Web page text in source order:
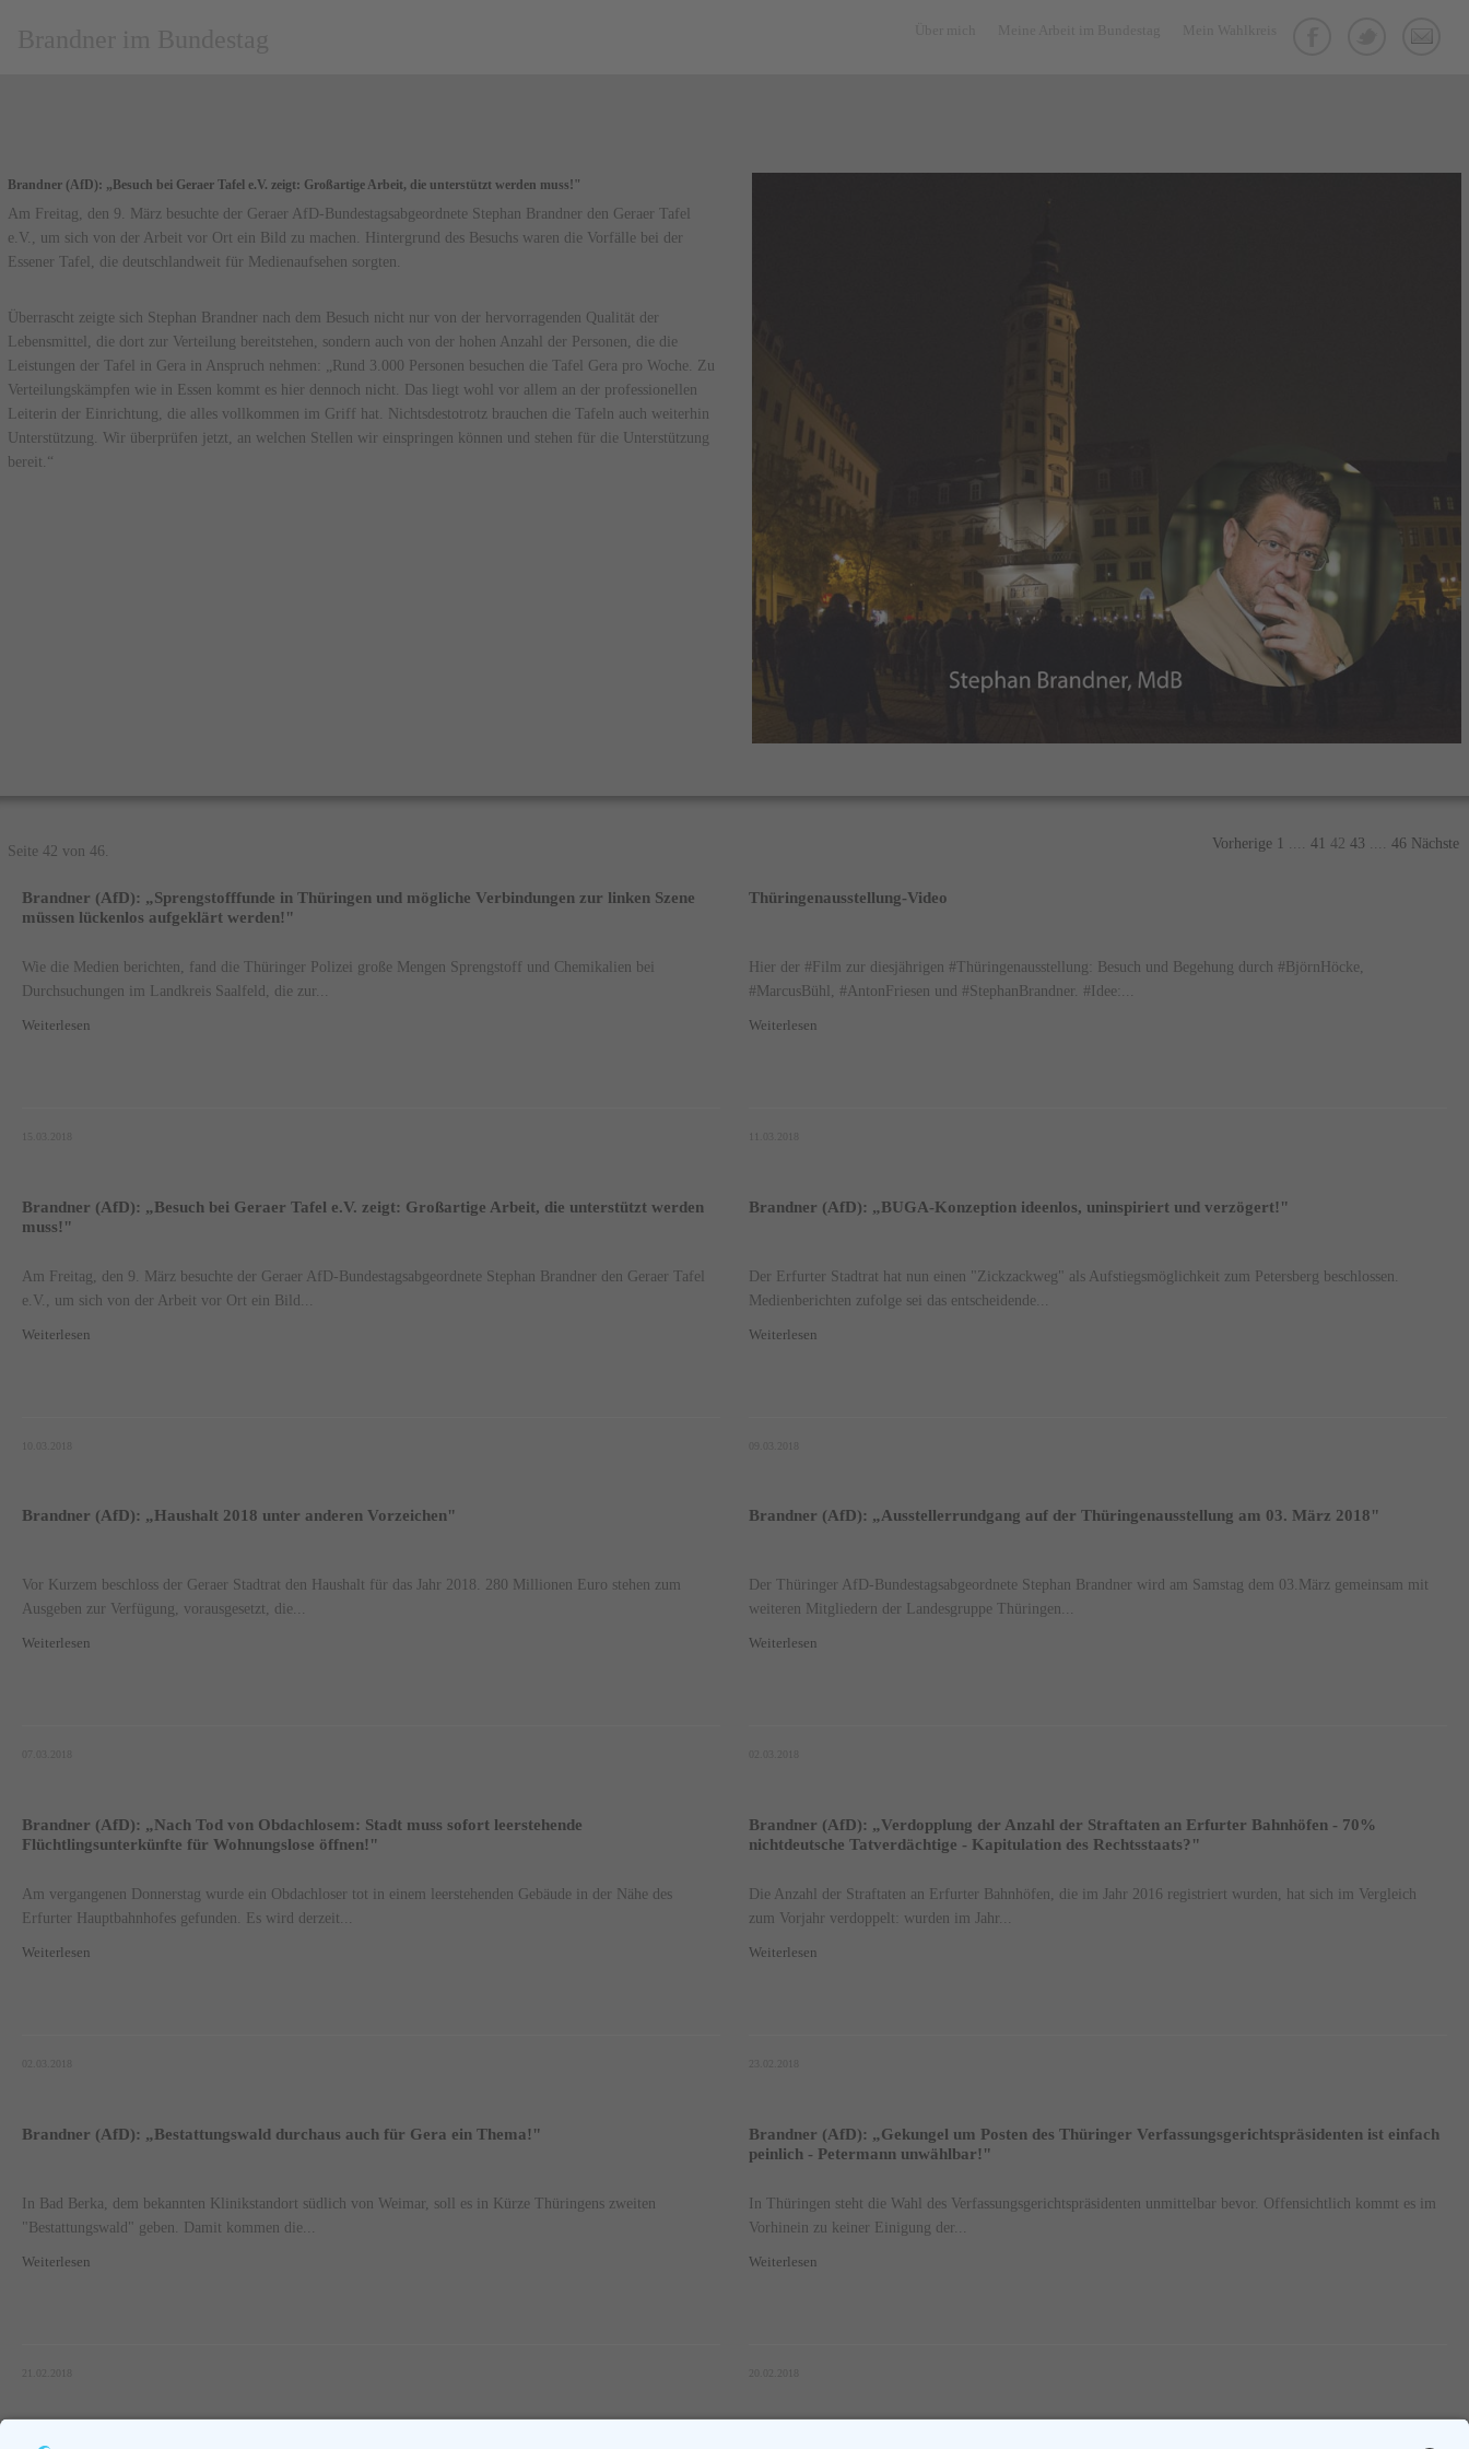
Brandner (AfD): „Besuch bei Geraer Tafel e.V. zeigt: Großartige Arbeit, die unterstützt werden muss!"
Am Freitag, den 9. März besuchte der Geraer AfD-Bundestagsabgeordnete Stephan Brandner den Geraer Tafel
e.V., um sich von der Arbeit vor Ort ein Bild zu machen. Hintergrund des Besuchs waren die Vorfälle bei der
Essener Tafel, die deutschlandweit für Medienaufsehen sorgten.
Überrascht zeigte sich Stephan Brandner nach dem Besuch nicht nur von der hervorragenden Qualität der
Lebensmittel, die dort zur Verteilung bereitstehen, sondern auch von der hohen Anzahl der Personen, die die
Leistungen der Tafel in Gera in Anspruch nehmen: „Rund 3.000 Personen besuchen die Tafel Gera pro Woche. Zu
Verteilungskämpfen wie in Essen kommt es hier dennoch nicht. Das liegt wohl vor allem an der professionellen
Leiterin der Einrichtung, die alles vollkommen im Griff hat. Nichtsdestotrotz brauchen die Tafeln auch weiterhin
Unterstützung. Wir überprüfen jetzt, an welchen Stellen wir einspringen können und stehen für die Unterstützung
bereit.“
Seite 42 von 46. Vorherige 1 41 42 43 46 Nächste
Brandner (AfD): „Sprengstofffunde in Thüringen und mögliche Verbindungen zur linken Szene
müssen lückenlos aufgeklärt werden!"
Wie die Medien berichten, fand die Thüringer Polizei große Mengen Sprengstoff und Chemikalien bei
Durchsuchungen im Landkreis Saalfeld, die zur...
Weiterlesen
Thüringenausstellung-Video
Hier der #Film zur diesjährigen #Thüringenausstellung: Besuch und Begehung durch #BjörnHöcke,
#MarcusBühl, #AntonFriesen und #StephanBrandner. #Idee:...
Weiterlesen
Brandner (AfD): „Besuch bei Geraer Tafel e.V. zeigt: Großartige Arbeit, die unterstützt werden
muss!"
Am Freitag, den 9. März besuchte der Geraer AfD-Bundestagsabgeordnete Stephan Brandner den Geraer Tafel
e.V., um sich von der Arbeit vor Ort ein Bild...
Weiterlesen
Brandner (AfD): „BUGA-Konzeption ideenlos, uninspiriert und verzögert!"
Der Erfurter Stadtrat hat nun einen "Zickzackweg" als Aufstiegsmöglichkeit zum Petersberg beschlossen.
Medienberichten zufolge sei das entscheidende...
Weiterlesen
Brandner (AfD): „Haushalt 2018 unter anderen Vorzeichen"
Vor Kurzem beschloss der Geraer Stadtrat den Haushalt für das Jahr 2018. 280 Millionen Euro stehen zum
Ausgeben zur Verfügung, vorausgesetzt, die...
Weiterlesen
Brandner (AfD): „Ausstellerrundgang auf der Thüringenausstellung am 03. März 2018"
Der Thüringer AfD-Bundestagsabgeordnete Stephan Brandner wird am Samstag dem 03.März gemeinsam mit
weiteren Mitgliedern der Landesgruppe Thüringen...
Weiterlesen
Brandner (AfD): „Nach Tod von Obdachlosem: Stadt muss sofort leerstehende
Flüchtlingsunterkünfte für Wohnungslose öffnen!"
Am vergangenen Donnerstag wurde ein Obdachloser tot in einem leerstehenden Gebäude in der Nähe des
Erfurter Hauptbahnhofes gefunden. Es wird derzeit...
Weiterlesen
Brandner (AfD): „Verdopplung der Anzahl der Straftaten an Erfurter Bahnhöfen - 70%
nichtdeutsche Tatverdächtige - Kapitulation des Rechtsstaats?"
Die Anzahl der Straftaten an Erfurter Bahnhöfen, die im Jahr 2016 registriert wurden, hat sich im Vergleich
zum Vorjahr verdoppelt: wurden im Jahr...
Weiterlesen
Brandner (AfD): „Bestattungswald durchaus auch für Gera ein Thema!"
In Bad Berka, dem bekannten Klinikstandort südlich von Weimar, soll es in Kürze Thüringens zweiten
"Bestattungswald" geben. Damit kommen die...
Weiterlesen
Brandner (AfD): „Gekungel um Posten des Thüringer Verfassungsgerichtspräsidenten ist einfach
peinlich - Petermann unwählbar!"
In Thüringen steht die Wahl des Verfassungsgerichtspräsidenten unmittelbar bevor. Offensichtlich kommt es im
Vorhinein zu keiner Einigung der...
Weiterlesen